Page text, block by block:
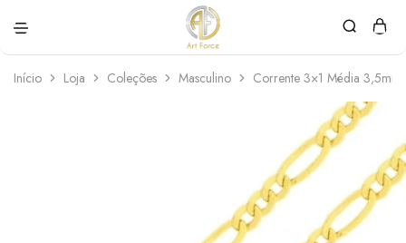
Force
personalizadas
Início Loja Coleções Masculino Corrente 3×1 Média